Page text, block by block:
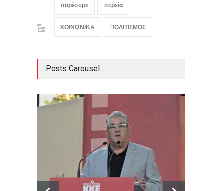
παρέσυρε πορεία
ΚΟΙΝΩΝΙΚΑ ΠΟΛΙΤΙΣΜΟΣ
Posts Carousel